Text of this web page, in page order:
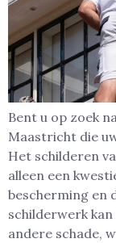
Bent u op zoek
Maastricht die
Het schilderen
alleen een
bescherming en
schilderwerk
andere schade,